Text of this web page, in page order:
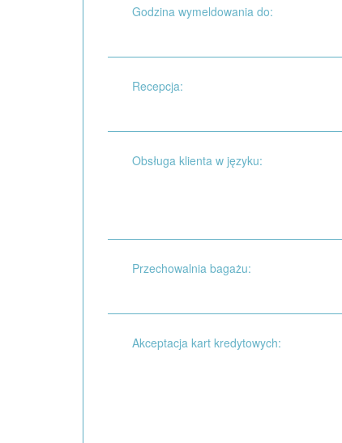
Godzina wymeldowania do:
Recepcja:
Obsługa klienta w języku:
Przechowalnia bagażu:
Akceptacja kart kredytowych: